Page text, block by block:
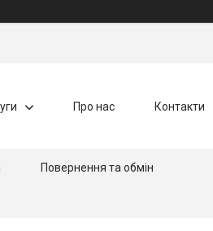
Про нас Контакти
Повернення та обмін